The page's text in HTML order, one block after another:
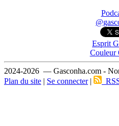
Esprit
Couleur
2024-2026 — Gasconha.com -
Plan du site | Se connecter|